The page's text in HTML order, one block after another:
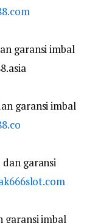
garansi imbal
garansi imbal
garansi
garansi imbal